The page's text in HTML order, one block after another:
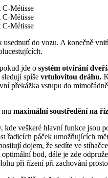
usednutí do vozu. A konečně
jde o systém otvírání
spíše vrtulovitou dráhu.
překážka vstupu do
maximální soustředění na
veškeré hlavní funkce jsou
řadicích páček umožňujících
dojem, že sedíte ve
bod, dále je zde
při řízení při zachování